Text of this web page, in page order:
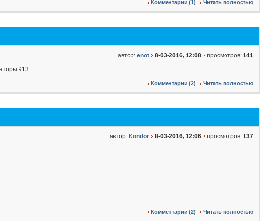
Комментарии (1) Читать полностью
автор: enot 8-03-2016, 12:08 просмотров: 141
Комментарии (2) Читать полностью
автор: Kondor 8-03-2016, 12:06 просмотров: 137
Комментарии (2) Читать полностью